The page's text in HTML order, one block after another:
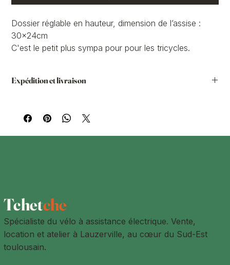
Dossier réglable en hauteur, dimension de l’assise :
30x24cm
C'est le petit plus sympa pour pour les tricycles.
Expédition et livraison
site internet et de demander le retrait chez nous. Vous
pourrez le retirer dans nos locaux à Lauzerville ou dans un
à plus de 15km de Lauzerville
Tchetche
Spécialiste du vélo à assistance électrique. Vente,
location et atelier à Lauzerville, au cœur du Sud-Est
toulousain.